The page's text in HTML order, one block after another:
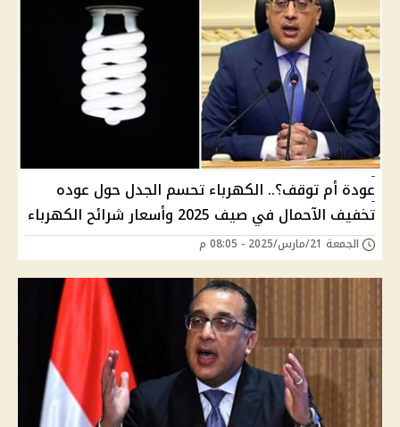
عودة أم توقف؟.. الكهرباء تحسم الجدل حول عوده
تخفيف الآحمال في صيف 2025 وأسعار شرائح الكهرباء
الجمعة 21/مارس/2025 - 08:05 م